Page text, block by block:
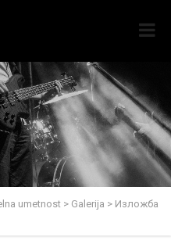
umetnost > Galerija > Изложба